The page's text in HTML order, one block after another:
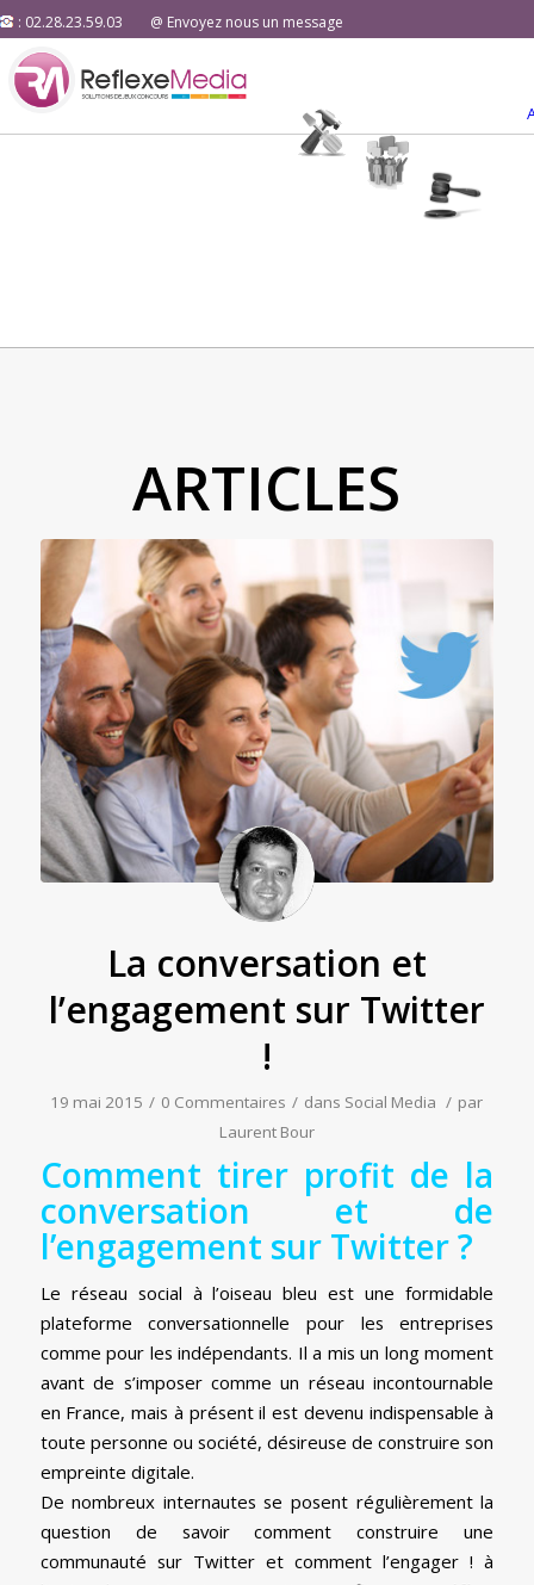
: 02.28.23.59.03 @ Envoyez nous un message
ARTICLES
La conversation et
l’engagement sur Twitter
!
19 mai 2015 / 0 Commentaires / dans Social Media / par
Laurent Bour
Comment tirer profit de la
conversation et de
l’engagement sur Twitter ?
Le réseau social à l’oiseau bleu est une formidable
plateforme conversationnelle pour les entreprises
comme pour les indépendants. Il a mis un long moment
avant de s’imposer comme un réseau incontournable
en France, mais à présent il est devenu indispensable à
toute personne ou société, désireuse de construire son
empreinte digitale.
De nombreux internautes se posent régulièrement la
question de savoir comment construire une
communauté sur Twitter et comment l’engager ! à